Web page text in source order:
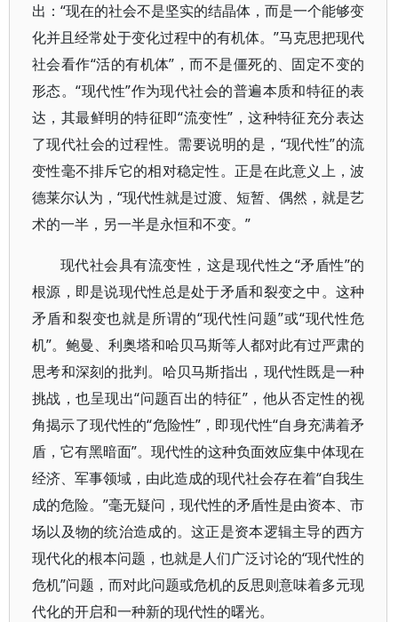
出：“现在的社会不是坚实的结晶体，而是一个能够变
化并且经常处于变化过程中的有机体。”马克思把现代
社会看作“活的有机体”，而不是僵死的、固定不变的
形态。“现代性”作为现代社会的普遍本质和特征的表
达，其最鲜明的特征即“流变性”，这种特征充分表达
了现代社会的过程性。需要说明的是，“现代性”的流
变性毫不排斥它的相对稳定性。正是在此意义上，波
德莱尔认为，“现代性就是过渡、短暂、偶然，就是艺
术的一半，另一半是永恒和不变。”
现代社会具有流变性，这是现代性之“矛盾性”的
根源，即是说现代性总是处于矛盾和裂变之中。这种
矛盾和裂变也就是所谓的“现代性问题”或“现代性危
机”。鲍曼、利奥塔和哈贝马斯等人都对此有过严肃的
思考和深刻的批判。哈贝马斯指出，现代性既是一种
挑战，也呈现出“问题百出的特征”，他从否定性的视
角揭示了现代性的“危险性”，即现代性“自身充满着矛
盾，它有黑暗面”。现代性的这种负面效应集中体现在
经济、军事领域，由此造成的现代社会存在着“自我生
成的危险。”毫无疑问，现代性的矛盾性是由资本、市
场以及物的统治造成的。这正是资本逻辑主导的西方
现代化的根本问题，也就是人们广泛讨论的“现代性的
危机”问题，而对此问题或危机的反思则意味着多元现
代化的开启和一种新的现代性的曙光。